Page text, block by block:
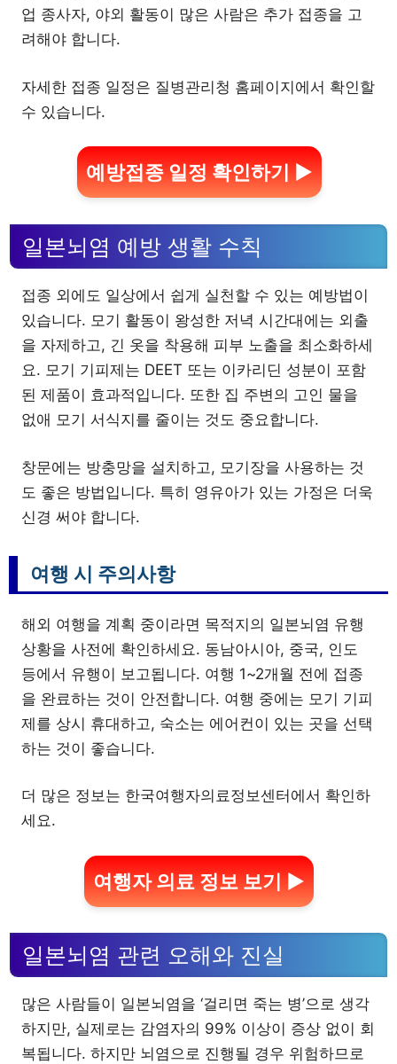
업 종사자, 야외 활동이 많은 사람은 추가 접종을 고
려해야 합니다.
자세한 접종 일정은 질병관리청 홈페이지에서 확인할
수 있습니다.
예방접종 일정 확인하기 ▶
일본뇌염 예방 생활 수칙
접종 외에도 일상에서 쉽게 실천할 수 있는 예방법이
있습니다. 모기 활동이 왕성한 저녁 시간대에는 외출
을 자제하고, 긴 옷을 착용해 피부 노출을 최소화하세
요. 모기 기피제는 DEET 또는 이카리딘 성분이 포함
된 제품이 효과적입니다. 또한 집 주변의 고인 물을
없애 모기 서식지를 줄이는 것도 중요합니다.
창문에는 방충망을 설치하고, 모기장을 사용하는 것
도 좋은 방법입니다. 특히 영유아가 있는 가정은 더욱
신경 써야 합니다.
여행 시 주의사항
해외 여행을 계획 중이라면 목적지의 일본뇌염 유행
상황을 사전에 확인하세요. 동남아시아, 중국, 인도
등에서 유행이 보고됩니다. 여행 1~2개월 전에 접종
을 완료하는 것이 안전합니다. 여행 중에는 모기 기피
제를 상시 휴대하고, 숙소는 에어컨이 있는 곳을 선택
하는 것이 좋습니다.
더 많은 정보는 한국여행자의료정보센터에서 확인하
세요.
여행자 의료 정보 보기 ▶
일본뇌염 관련 오해와 진실
많은 사람들이 일본뇌염을 ‘걸리면 죽는 병’으로 생각
하지만, 실제로는 감염자의 99% 이상이 증상 없이 회
복됩니다. 하지만 뇌염으로 진행될 경우 위험하므로